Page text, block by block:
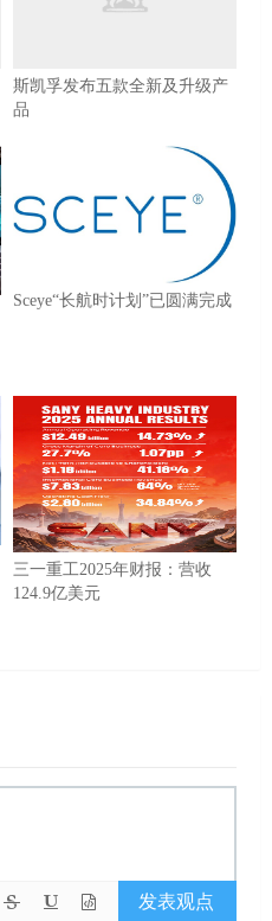
斯凯孚发布五款全新及升级产
品
Sceye“长航时计划”已圆满完成
三一重工2025年财报：营收
124.9亿美元
发表观点